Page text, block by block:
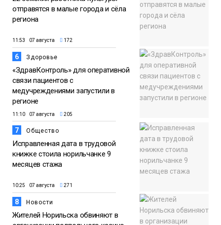
отправятся в малые города и сёла
региона
11:53 07 августа 172
6 Здоровье
«ЗдравКонтроль» для оперативной
связи пациентов с
медучреждениями запустили в
регионе
11:10 07 августа 205
7 Общество
Исправленная дата в трудовой
книжке стоила норильчанке 9
месяцев стажа
10:25 07 августа 271
8 Новости
Жителей Норильска обвиняют в